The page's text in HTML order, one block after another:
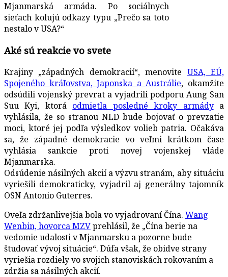
Mjanmarská armáda. Po sociálnych
sieťach kolujú odkazy typu „Prečo sa toto
nestalo v USA?“
Aké sú reakcie vo svete
Krajiny „západných demokracií“, menovite USA, EÚ,
Spojeného kráľovstva, Japonska a Austrálie, okamžite
odsúdili vojenský prevrat a vyjadrili podporu Aung San
Suu Kyi, ktorá odmietla posledné kroky armádya
vyhlásila, že so stranou NLD bude bojovať o prevzatie
moci, ktoré jej podľa výsledkov volieb patria. Očakáva
sa, že západné demokracie vo veľmi krátkom čase
vyhlásia sankcie proti novej vojenskej vláde
Mjanmarska.
Odsúdenie násilných akcií a výzvu stranám, aby situáciu
vyriešili demokraticky, vyjadril aj generálny tajomník
OSN Antonio Guterres.
Oveľa zdržanlivejšia bola vo vyjadrovaní Čína. Wang
Wenbin, hovorca MZVprehlásil, že „Čína berie na
vedomie udalosti v Mjanmarsku a pozorne bude
študovať vývoj situácie“. Dúfa však, že obidve strany
vyriešia rozdiely vo svojich stanoviskách rokovaním a
zdržia sa násilných akcií.